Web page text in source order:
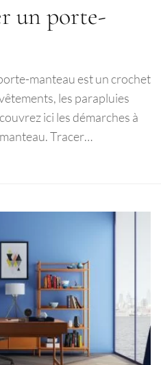
un porte-
manteau est un crochet
les parapluies
ici les démarches à
Tracer…